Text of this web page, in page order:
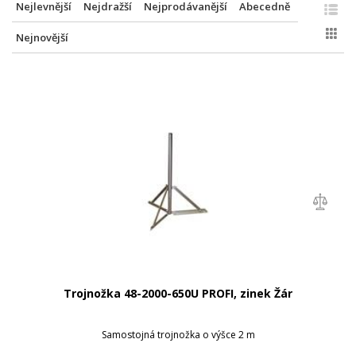
Nejlevnější Nejdražší Nejprodávanější Abecedně
Nejnovější
Trojnožka 48-2000-650U PROFI, zinek Žár
Samostojná trojnožka o výšce 2 m